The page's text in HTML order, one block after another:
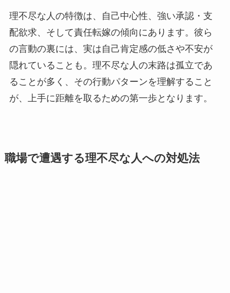
理不尽な人の特徴は、自己中心性、強い承認・支
配欲求、そして責任転嫁の傾向にあります。彼ら
の言動の裏には、実は自己肯定感の低さや不安が
隠れていることも。理不尽な人の末路は孤立であ
ることが多く、その行動パターンを理解すること
が、上手に距離を取るための第一歩となります。
職場で遭遇する理不尽な人への対処法